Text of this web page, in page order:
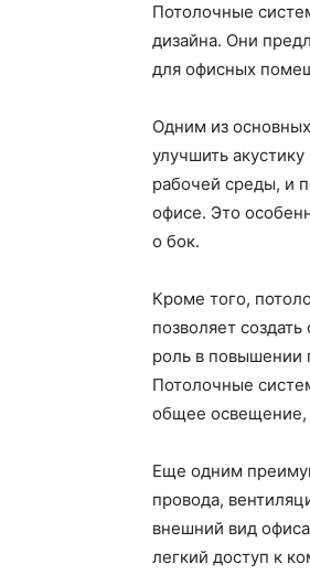
Потолочные
дизайна. Они
для офисных
Одним из
улучшить
рабочей среды, и
офисе. Это
о бок.
Кроме того,
позволяет
роль в повышении
Потолочные
общее
Еще одним
провода,
внешний вид
легкий доступ к